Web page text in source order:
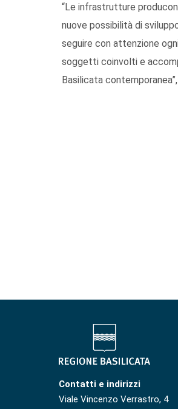
“Le infrastrutture
nuove possibilità di
seguire con attenzione
soggetti coinvolti e
Basilicata
Contatti e indirizzi
Viale Vincenzo Verrastro, 4